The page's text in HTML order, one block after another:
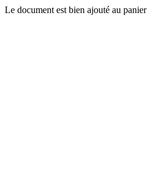
Le document est bien ajouté au panier